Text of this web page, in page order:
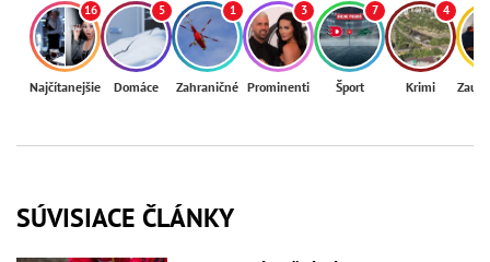
16
Najčítanejšie
5
Domáce
1
Zahraničné
3
Prominenti
7
Šport
4
Krimi
SÚVISIACE ČLÁNKY